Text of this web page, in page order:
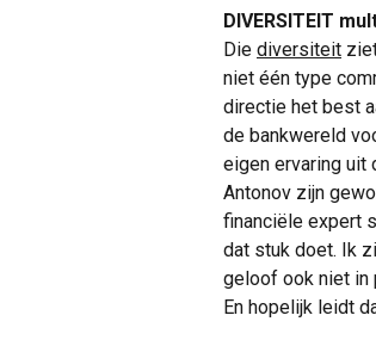
DIVERSITEIT
Die diversiteit
niet één type
directie het best
de bankwereld
eigen ervaring uit
Antonov zijn
financiële expert
dat stuk doet. Ik
geloof ook niet in
En hopelijk leidt